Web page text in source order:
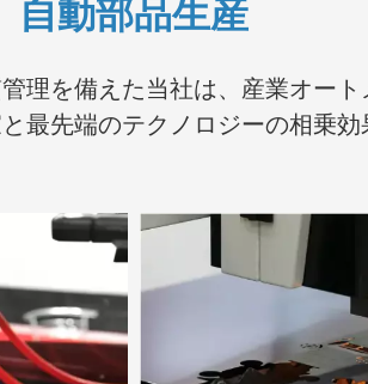
自動部品生産
理を備えた当社は、産業オー
最先端のテクノロジーの相乗